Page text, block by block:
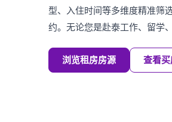
型、入住时间等多维度精准筛
约。无论您是赴泰工作、留学
浏览租房房源 查看